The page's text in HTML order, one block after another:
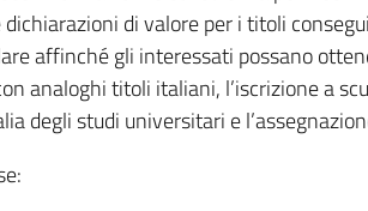
di valore per i titoli
affinché gli interessati possano
analoghi titoli italiani, l’iscrizione a
degli studi universitari e